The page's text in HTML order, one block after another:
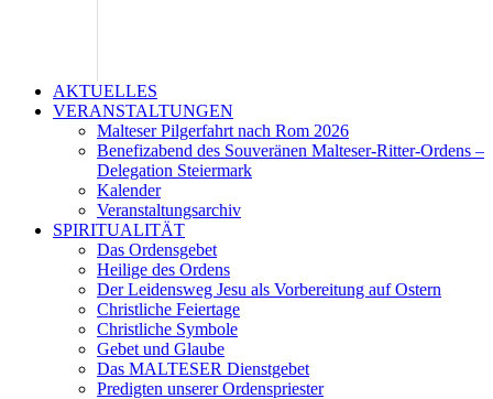
AKTUELLES
VERANSTALTUNGEN
Malteser Pilgerfahrt nach Rom 2026
Benefizabend des Souveränen Malteser-Ritter-Ordens –
Delegation Steiermark
Kalender
Veranstaltungsarchiv
SPIRITUALITÄT
Das Ordensgebet
Heilige des Ordens
Der Leidensweg Jesu als Vorbereitung auf Ostern
Christliche Feiertage
Christliche Symbole
Gebet und Glaube
Das MALTESER Dienstgebet
Predigten unserer Ordenspriester